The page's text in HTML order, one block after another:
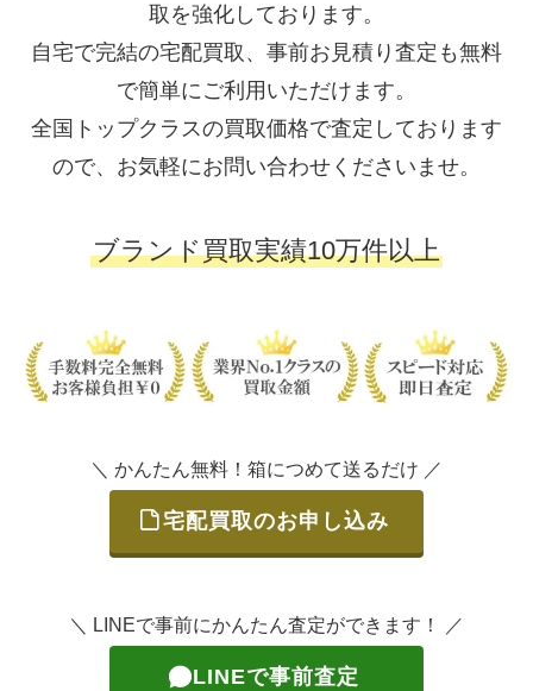
取を強化しております。
自宅で完結の宅配買取、事前お見積り査定も無料
で簡単にご利用いただけます。
全国トップクラスの買取価格で査定しております
ので、お気軽にお問い合わせくださいませ。
ブランド買取実績10万件以上
＼ かんたん無料！箱につめて送るだけ ／
宅配買取のお申し込み
＼ LINEで事前にかんたん査定ができます！ ／
LINEで事前査定